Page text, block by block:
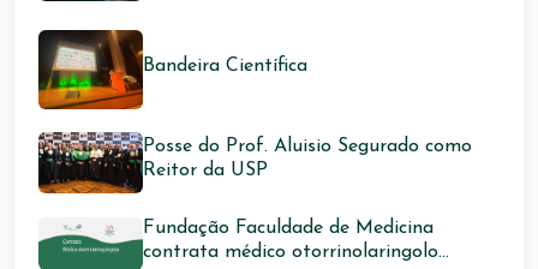
Bandeira Científica
Posse do Prof. Aluisio Segurado como
Reitor da USP
Fundação Faculdade de Medicina
contrata médico otorrinolaringolo...